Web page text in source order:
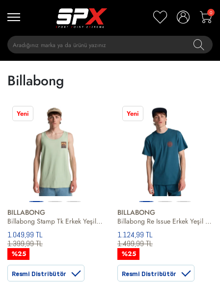
0
Billabong
Yeni
BILLABONG
Billabong Stamp Tk Erkek Yeşil Tişört
1.049,99 TL
1.399,99 TL
%25
Resmi Distribütör
Yeni
BILLABONG
Billabong Re Issue Erkek Yeşil Tişört
1.124,99 TL
1.499,99 TL
%25
Resmi Distribütör